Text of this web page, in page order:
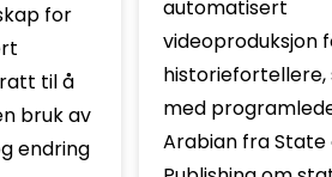
for
til å
bruk av
endring
automatisert
videoproduksjon
historiefortellere,
med
Arabian fra State